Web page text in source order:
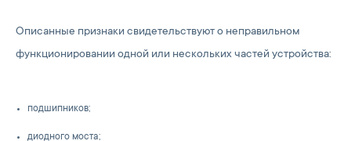
Описанные признаки свидетельствуют о неправильном
функционировании одной или нескольких частей устройства:
подшипников;
диодного моста;